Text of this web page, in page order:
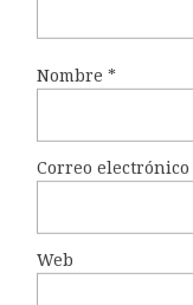
Nombre *
Correo electrónico
Web